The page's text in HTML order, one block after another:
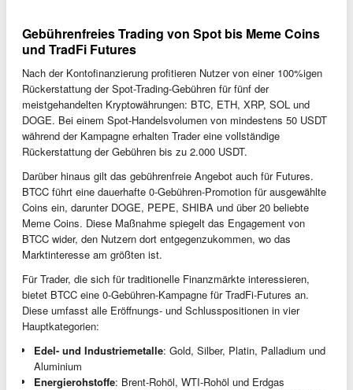
Gebührenfreies Trading von Spot bis Meme Coins
und TradFi Futures
Nach der Kontofinanzierung profitieren Nutzer von einer 100%igen
Rückerstattung der Spot-Trading-Gebühren für fünf der
meistgehandelten Kryptowährungen: BTC, ETH, XRP, SOL und
DOGE. Bei einem Spot-Handelsvolumen von mindestens 50 USDT
während der Kampagne erhalten Trader eine vollständige
Rückerstattung der Gebühren bis zu 2.000 USDT.
Darüber hinaus gilt das gebührenfreie Angebot auch für Futures.
BTCC führt eine dauerhafte 0-Gebühren-Promotion für ausgewählte
Coins ein, darunter DOGE, PEPE, SHIBA und über 20 beliebte
Meme Coins. Diese Maßnahme spiegelt das Engagement von
BTCC wider, den Nutzern dort entgegenzukommen, wo das
Marktinteresse am größten ist.
Für Trader, die sich für traditionelle Finanzmärkte interessieren,
bietet BTCC eine 0-Gebühren-Kampagne für TradFi-Futures an.
Diese umfasst alle Eröffnungs- und Schlusspositionen in vier
Hauptkategorien:
Edel- und Industriemetalle: Gold, Silber, Platin, Palladium und
Aluminium
Energierohstoffe: Brent-Rohöl, WTI-Rohöl und Erdgas